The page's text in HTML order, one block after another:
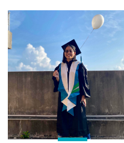
路上獲得許多養分以繼續一
無前的邁步。
課彈性，讓學生有機會能夠
照個人興趣選修不同領域的
程，從政治理論、國際關係
比較政治，每一個學群都為
拓展了視野和不同的思考方
式。同時，教授們都非常鼓
學生提出自己對於各類議
想法並參與同儕間的討論，
讓我能更加自信地表達自
觀點，並學會尊重和理解
意見。此外，所上也經常